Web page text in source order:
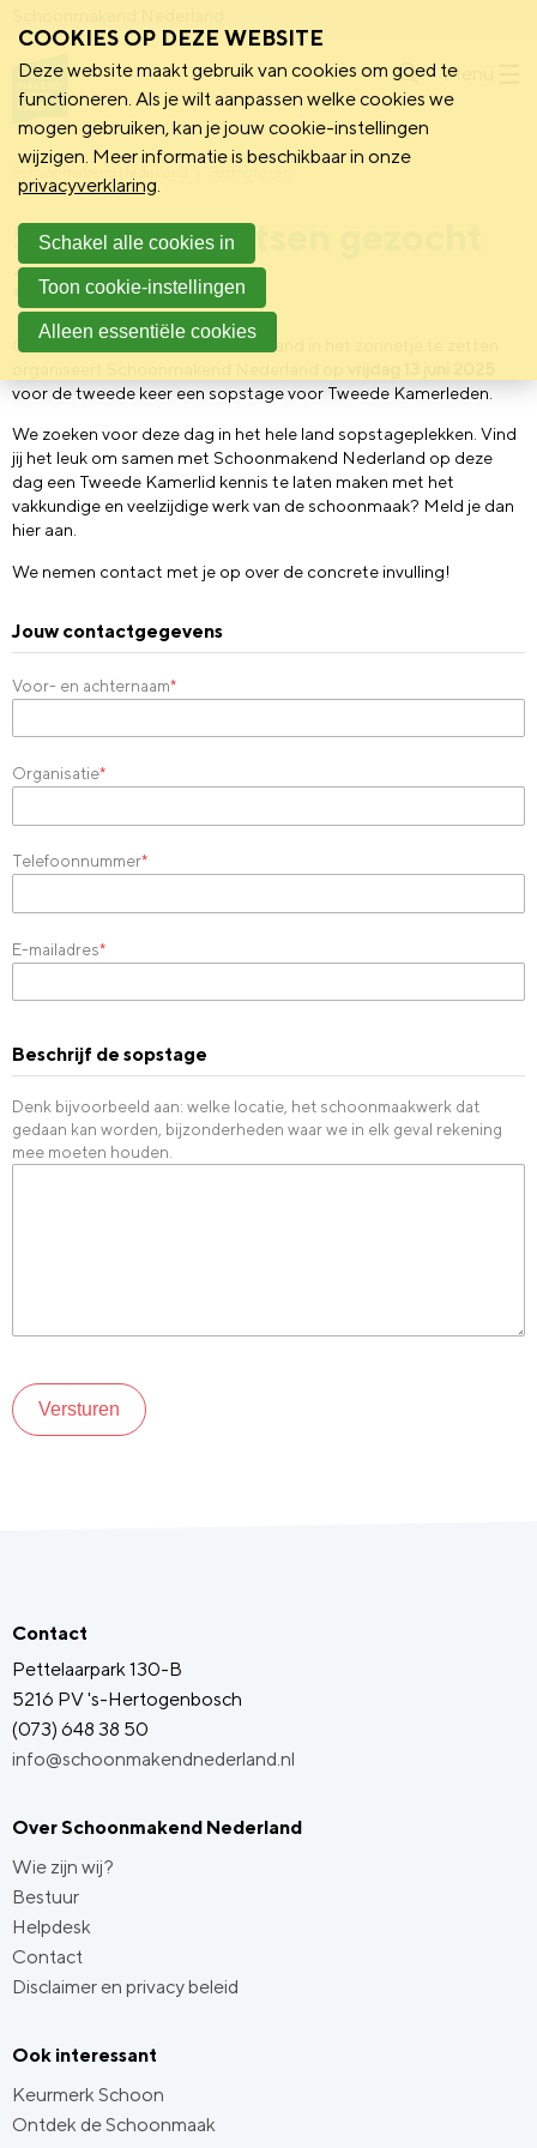
Menu
Schoonmakend Nederland
Sopstageplaatsen gezocht
2025
Om de schoonmakers van Nederland in het zonnetje te zetten
voor de tweede keer een sopstage voor Tweede Kamerleden.
We zoeken voor deze dag in het hele land sopstageplekken. Vind
jij het leuk om samen met Schoonmakend Nederland op deze
dag een Tweede Kamerlid kennis te laten maken met het
vakkundige en veelzijdige werk van de schoonmaak? Meld je dan
hier aan.
We nemen contact met je op over de concrete invulling!
Jouw contactgegevens
Voor- en achternaam*
Organisatie*
Telefoonnummer*
E-mailadres*
Beschrijf de sopstage
Denk bijvoorbeeld aan: welke locatie, het schoonmaakwerk dat
gedaan kan worden, bijzonderheden waar we in elk geval rekening
mee moeten houden.
Versturen
Contact
Pettelaarpark 130-B
5216 PV 's-Hertogenbosch
(073) 648 38 50
info@schoonmakendnederland.nl
Over Schoonmakend Nederland
Wie zijn wij?
Bestuur
Helpdesk
Contact
Disclaimer en privacy beleid
Ook interessant
Keurmerk Schoon
Ontdek de Schoonmaak
COOKIES OP DEZE WEBSITE
Deze website maakt gebruik van cookies om goed te
functioneren. Als je wilt aanpassen welke cookies we
mogen gebruiken, kan je jouw cookie-instellingen
wijzigen. Meer informatie is beschikbaar in onze
privacyverklaring.
Schakel alle cookies in
Toon cookie-instellingen
Alleen essentiële cookies